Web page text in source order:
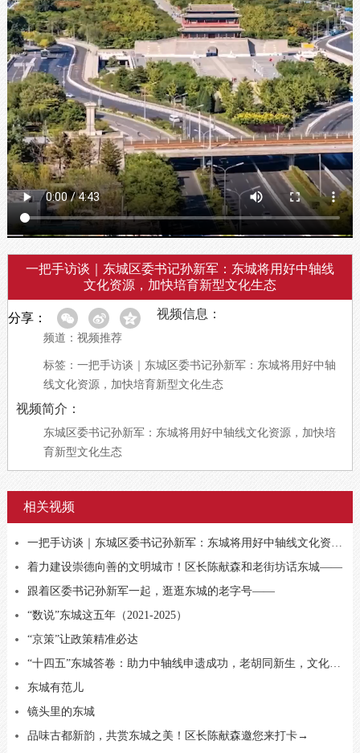
一把手访谈｜东城区委书记孙新军：东城将用好中轴线
文化资源，加快培育新型文化生态
分享： 视频信息：
频道：视频推荐
标签：一把手访谈｜东城区委书记孙新军：东城将用好中轴
线文化资源，加快培育新型文化生态
视频简介：
东城区委书记孙新军：东城将用好中轴线文化资源，加快培
育新型文化生态
相关视频
一把手访谈｜东城区委书记孙新军：东城将用好中轴线文化资源，加快培育新型文化生态
着力建设崇德向善的文明城市！区长陈献森和老街坊话东城——
跟着区委书记孙新军一起，逛逛东城的老字号——
“数说”东城这五年（2021-2025）
“京策”让政策精准必达
“十四五”东城答卷：助力中轴线申遗成功，老胡同新生，文化消费地标频出
东城有范儿
镜头里的东城
品味古都新韵，共赏东城之美！区长陈献森邀您来打卡→